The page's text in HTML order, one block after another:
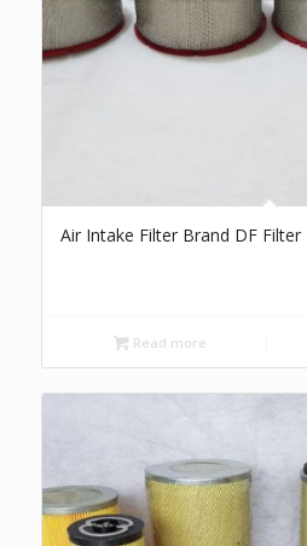
Air Intake Filter Brand DF Filter
Read more